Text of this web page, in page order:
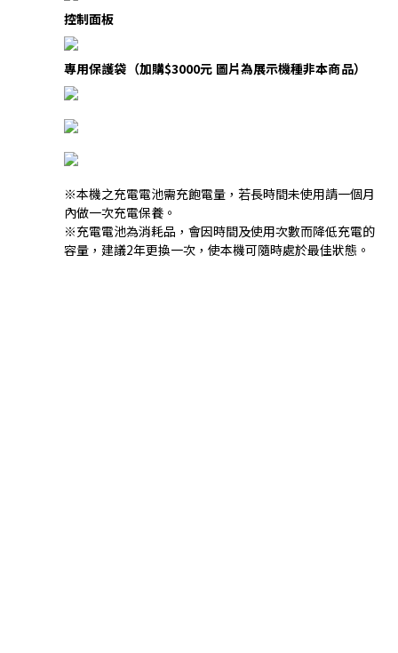
控制面板
專用保護袋（加購$3000元 圖片為展示機種非本商品）
※本機之充電電池需充飽電量，若長時間未使用請一個月
內做一次充電保養。
※充電電池為消耗品，會因時間及使用次數而降低充電的
容量，建議2年更換一次，使本機可隨時處於最佳狀態。